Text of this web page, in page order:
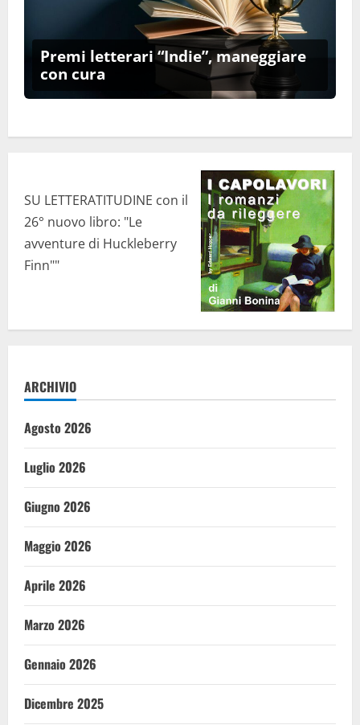
Premi letterari “Indie”, maneggiare
con cura
SU LETTERATITUDINE con il
26° nuovo libro: "Le
avventure di Huckleberry
Finn""
ARCHIVIO
Agosto 2026
Luglio 2026
Giugno 2026
Maggio 2026
Aprile 2026
Marzo 2026
Gennaio 2026
Dicembre 2025